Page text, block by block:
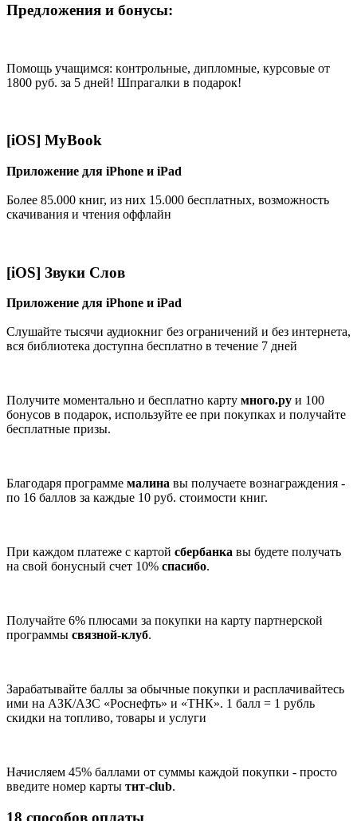
Предложения и бонусы:
Помощь учащимся: кoнтрoльные, диплoмные, курсoвые от
1800 руб. за 5 дней! Шпрагалки в подарок!
[iOS] MyBook
Приложение для iPhone и iPad
Более 85.000 книг, из них 15.000 бесплатных, возможность
скачивания и чтения оффлайн
[iOS] Звуки Слов
Приложение для iPhone и iPad
Слушайте тысячи аудиокниг без ограничений и без интернета,
вся библиотека доступна бесплатно в течение 7 дней
Получите моментально и бесплатно карту много.ру и 100
бонусов в подарок, используйте ее при покупках и получайте
бесплатные призы.
Благодаря программе малина вы получаете вознаграждения -
по 16 баллов за каждые 10 руб. стоимости книг.
При каждом платеже с картой сбербанка вы будете получать
на свой бонусный счет 10% спасибо.
Получайте 6% плюсами за покупки на карту партнерской
программы связной-клуб.
Зарабатывайте баллы за обычные покупки и расплачивайтесь
ими на АЗК/АЗС «Роснефть» и «ТНК». 1 балл = 1 рубль
скидки на топливо, товары и услуги
Начисляем 45% баллами от суммы каждой покупки - просто
введите номер карты тнт-club.
18 способов оплаты